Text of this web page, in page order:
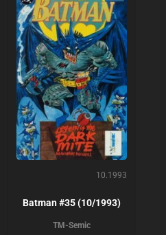
10.1993
Batman #35 (10/1993)
TM-Semic